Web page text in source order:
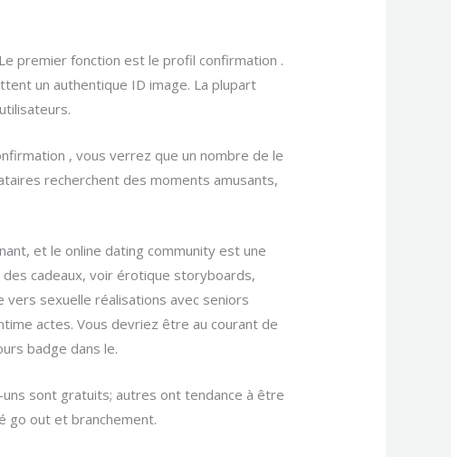
premier fonction est le profil confirmation .
un authentique ID image. La plupart
, vous verrez que un nombre de le
recherchent des moments amusants,
et le online dating community est une
cadeaux, voir érotique storyboards,
vers sexuelle réalisations avec seniors
actes. Vous devriez être au courant de
badge dans le.
sont gratuits; autres ont tendance à être
go out et branchement.